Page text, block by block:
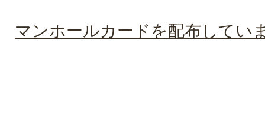
マンホールカードを配布してい